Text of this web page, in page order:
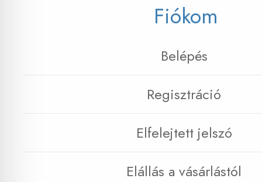
Fiókom
Belépés
Regisztráció
Elfelejtett jelszó
Elállás a vásárlástól